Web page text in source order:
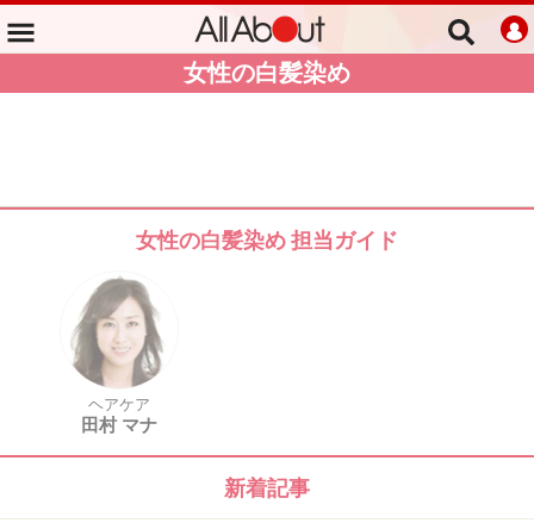
女性の白髪染め
女性の白髪染め 担当ガイド
ヘアケア
田村 マナ
新着記事